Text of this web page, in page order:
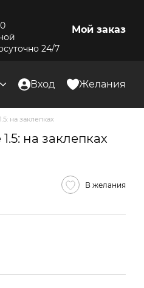
24/7
Мой заказ
Вход Желания
на заклепках
на заклепках
В желания